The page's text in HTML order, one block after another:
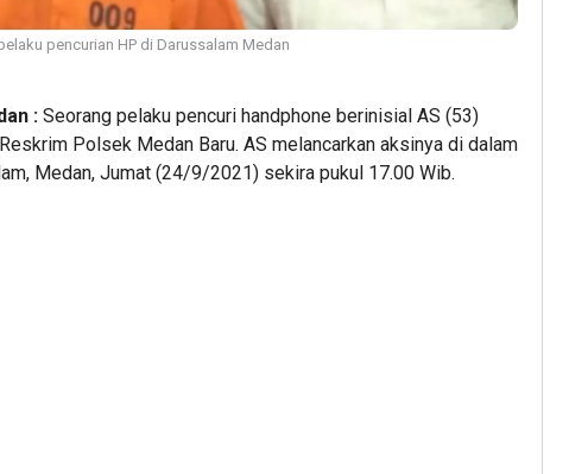
pencurian HP di Darussalam Medan
: Seorang pelaku pencuri handphone berinisial AS (53)
Polsek Medan Baru. AS melancarkan aksinya di dalam
Medan, Jumat (24/9/2021) sekira pukul 17.00 Wib.